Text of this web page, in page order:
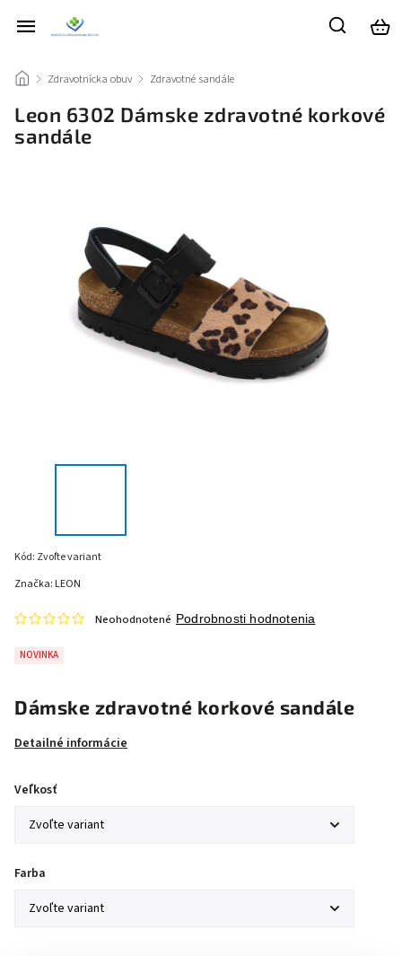
/ Zdravotnícka obuv / Zdravotné sandále
Leon 6302 Dámske zdravotné korkové
sandále
Kód: Zvoľte variant
NOVINKA
Neohodnotené Podrobnosti hodnotenia
Dámske zdravotné korkové sandále
Detailné informácie
Značka: LEON
Veľkosť
Farba